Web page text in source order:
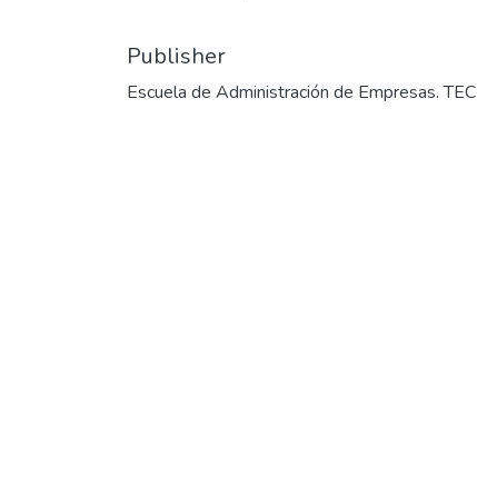
Publisher
Escuela de Administración de Empresas. TEC